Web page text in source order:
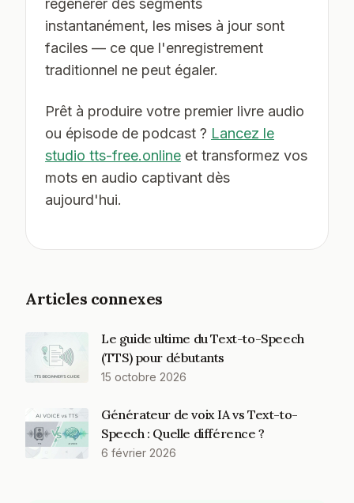
régénérer des segments
instantanément, les mises à jour sont
faciles — ce que l'enregistrement
traditionnel ne peut égaler.
Prêt à produire votre premier livre audio
ou épisode de podcast ? Lancez le
studio tts-free.online et transformez vos
mots en audio captivant dès
aujourd'hui.
Articles connexes
Le guide ultime du Text-to-Speech
(TTS) pour débutants
15 octobre 2026
Générateur de voix IA vs Text-to-
Speech : Quelle différence ?
6 février 2026